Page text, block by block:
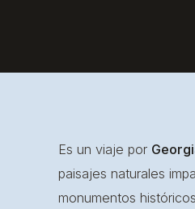
Es un viaje por
paisajes naturales
monumentos